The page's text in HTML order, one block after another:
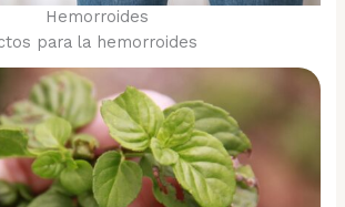
Hemorroides
para la hemorroides